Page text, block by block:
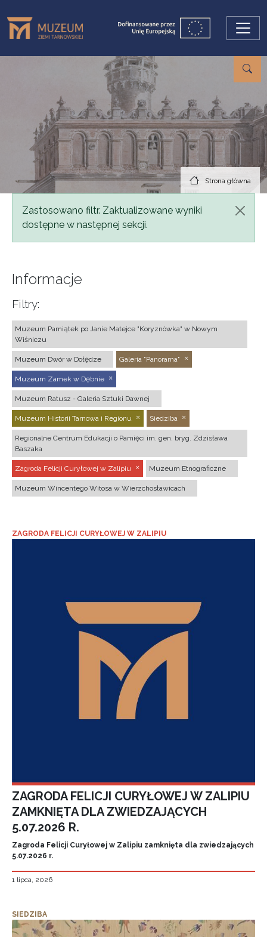
Strona główna
Komunikat
Zastosowano filtr. Zaktualizowane wyniki
dostępne w następnej sekcji.
Informacje
Filtry:
Muzeum Pamiątek po Janie Matejce "Koryznówka" w Nowym
Wiśniczu
Muzeum Dwór w Dołędze Galeria "Panorama"
Muzeum Zamek w Dębnie
Muzeum Ratusz - Galeria Sztuki Dawnej
Muzeum Historii Tarnowa i Regionu Siedziba
Regionalne Centrum Edukacji o Pamięci im. gen. bryg. Zdzisława
Baszaka
Zagroda Felicji Curyłowej w Zalipiu Muzeum Etnograficzne
Muzeum Wincentego Witosa w Wierzchosławicach
ZAGRODA FELICJI CURYŁOWEJ W ZALIPIU
ZAGRODA FELICJI CURYŁOWEJ W ZALIPIU
ZAMKNIĘTA DLA ZWIEDZAJĄCYCH
5.07.2026 R.
Zagroda Felicji Curyłowej w Zalipiu zamknięta dla zwiedzających
5.07.2026 r.
1 lipca, 2026
SIEDZIBA